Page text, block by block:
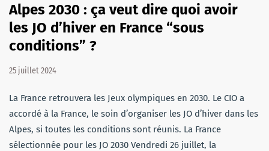
Alpes 2030 : ça veut dire quoi avoir
les JO d’hiver en France “sous
conditions” ?
25 juillet 2024
La France retrouvera les Jeux olympiques en 2030. Le CIO a
accordé à la France, le soin d’organiser les JO d’hiver dans les
Alpes, si toutes les conditions sont réunis. La France
sélectionnée pour les JO 2030 Vendredi 26 juillet, la